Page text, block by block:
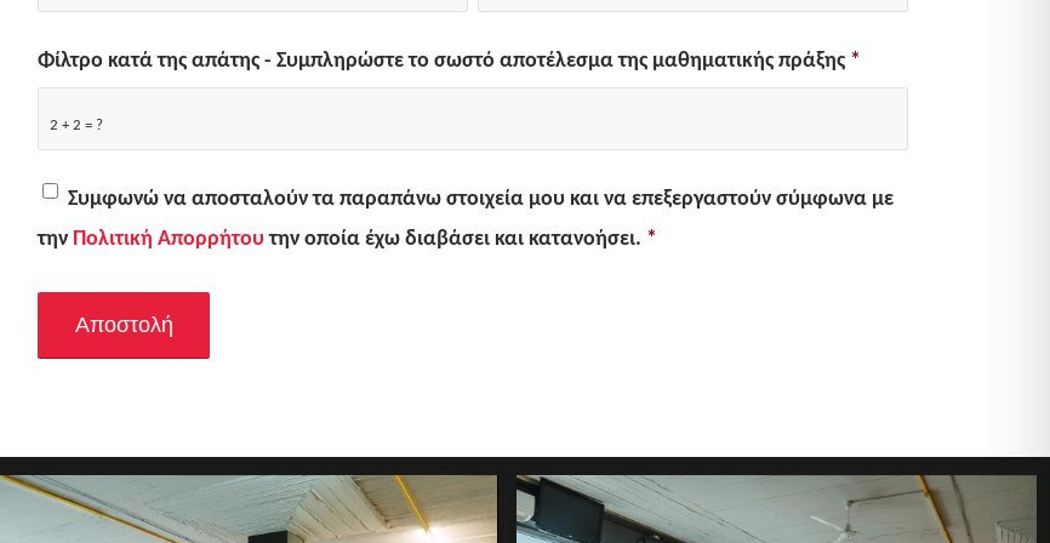
2 + 2 = ?
Φίλτρο κατά της απάτης - Συμπληρώστε το σωστό αποτέλεσμα της μαθηματικής πράξης *
Συμφωνώ να αποσταλούν τα παραπάνω στοιχεία μου και να επεξεργαστούν σύμφωνα με
την Πολιτική Απορρήτουτην οποία έχω διαβάσει και κατανοήσει. *